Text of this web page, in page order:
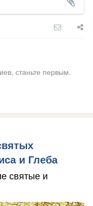
станьте первым.
и Глеба
святые и